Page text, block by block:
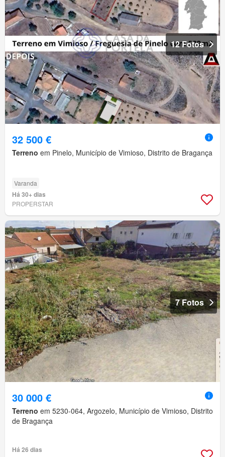
12 Fotos
32 500 €
Terreno em Pinelo, Município de Vimioso, Distrito de Bragança
Varanda
Há 30+ dias
PROPERSTAR
7 Fotos
30 000 €
Terreno em 5230-064, Argozelo, Município de Vimioso, Distrito
de Bragança
Há 26 dias